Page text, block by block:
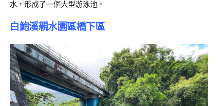
水，形成了一個大型游泳池。
白鮑溪親水園區橋下區